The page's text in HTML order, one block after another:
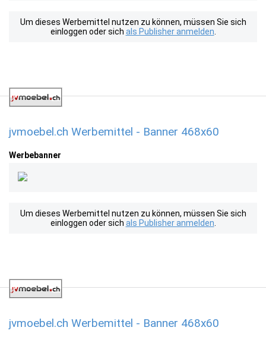
Um dieses Werbemittel nutzen zu können, müssen Sie sich
einloggen oder sich als Publisher anmelden
jvmoebel.ch Werbemittel - Banner 468x60
Werbebanner
Um dieses Werbemittel nutzen zu können, müssen Sie sich
einloggen oder sich als Publisher anmelden
jvmoebel.ch Werbemittel - Banner 468x60